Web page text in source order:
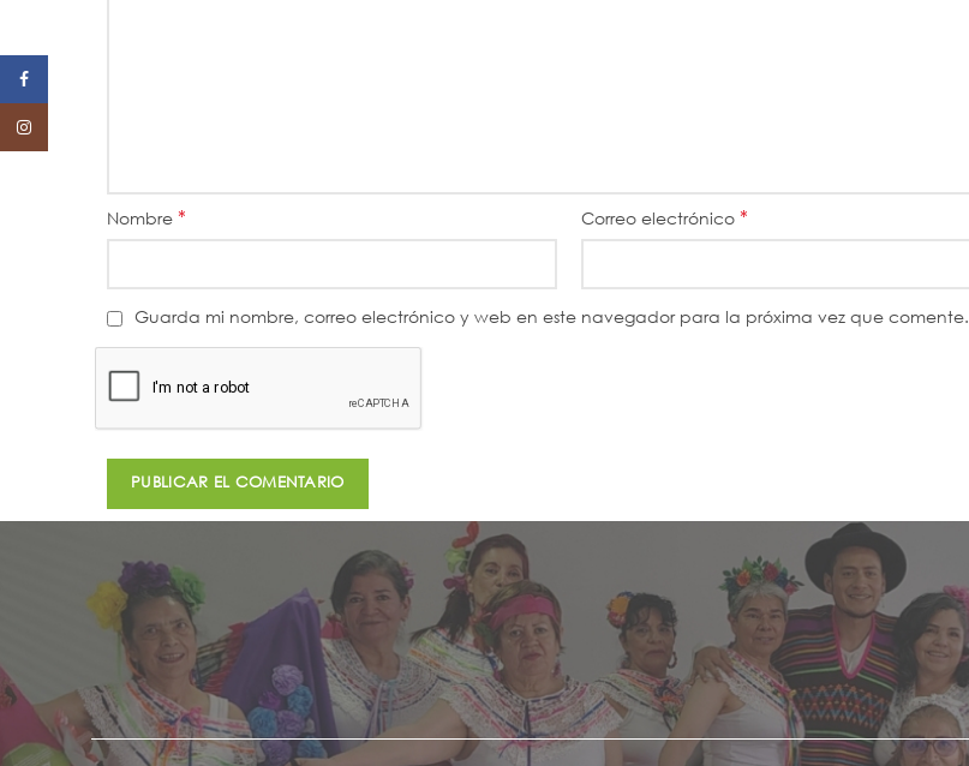
Nombre * Correo electrónico*
Guarda mi nombre, correo electrónico y web en este navegador para la próxima vez que comente.